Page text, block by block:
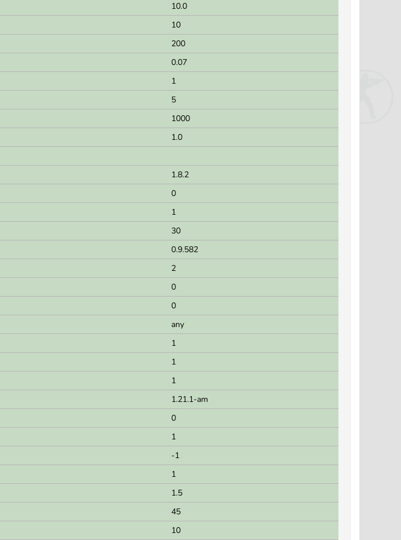
10.0
10
200
0.07
1
5
1000
1.0
1.8.2
0
1
30
0.9.582
2
0
0
any
1
1
1
1.21.1-am
0
1
-1
1
1.5
45
10